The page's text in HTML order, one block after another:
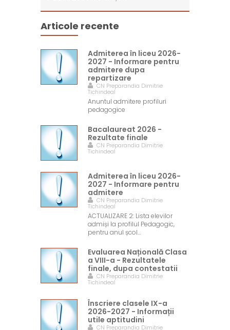
Articole recente
Admiterea în liceu 2026-
2027 - Informare pentru
admitere dupa
repartizare
CN Preparandia Dimitrie
Tichindeal
Anuntul admitere profiluri
pedagogice
Bacalaureat 2026 -
Rezultate finale
CN Preparandia Dimitrie
Tichindeal
Admiterea în liceu 2026-
2027 - Informare pentru
admitere
CN Preparandia Dimitrie
Tichindeal
ACTUALIZARE 2: Lista elevilor
admiși la profilul Pedagogic,
pentru anul școl…
Evaluarea Națională Clasa
a VIII-a - Rezultatele
finale, dupa contestatii
CN Preparandia Dimitrie
Tichindeal
Înscriere clasele IX-a
2026-2027 - Informații
utile aptitudini
CN Preparandia Dimitrie